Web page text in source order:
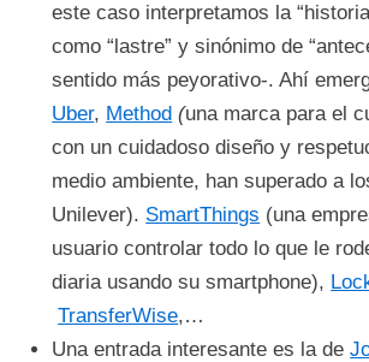
este caso interpretamos la
como “lastre” y sinónimo de
sentido más peyorativo-. Ahí
Uber, Method (una marca para el
con un cuidadoso diseño y
medio ambiente, han superado a
Unilever). SmartThings (una
usuario controlar todo lo que le
diaria usando su smartphone),
TransferWise,…
Una entrada interesante es la de